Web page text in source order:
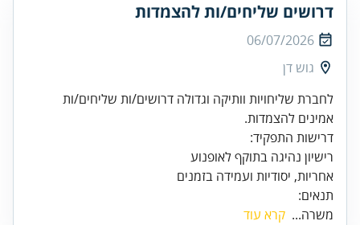
דרושים שליחים/ות להצמדות
06/07/2026
גוש דן
לחברת שליחויות וותיקה וגדולה דרושים/ות שליחים/ות
אמינים להצמדות.
אחריות, יסודיות ועמידה בזמנים
תנאים:
משרה... קרא עוד